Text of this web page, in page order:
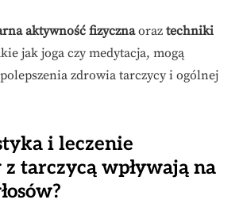
aktywność fizycznaoraz techniki
jak joga czy medytacja, mogą
zdrowia tarczycy i ogólnej
i leczenie
tarczycą wpływają na